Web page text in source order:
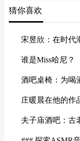
猜你喜欢
宋昱欣：在时代
谁是Miss哈尼？
酒吧桌椅：为喝
庄暖晨在他的作
夫子庙酒吧：古